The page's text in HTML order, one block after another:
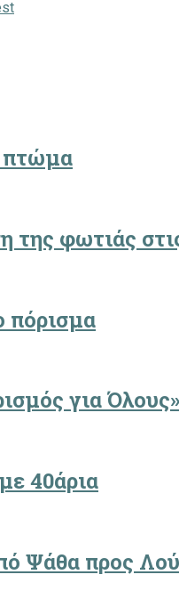
πτώμα
της φωτιάς
πόρισμα
για Όλους»
40άρια
Ψάθα προς